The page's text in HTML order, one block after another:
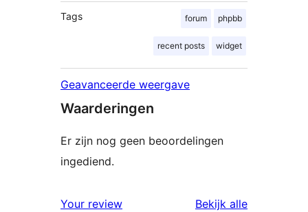
Tags forum phpbb
recent posts widget
Geavanceerde weergave
Waarderingen
Er zijn nog geen beoordelingen
ingediend.
Your review Bekijk alle